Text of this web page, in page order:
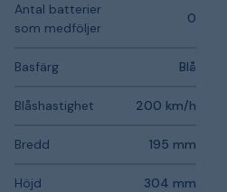
Antal batterier
som medföljer
0
Basfärg Blå
Blåshastighet 200 km/h
Bredd 195 mm
Höjd 304 mm